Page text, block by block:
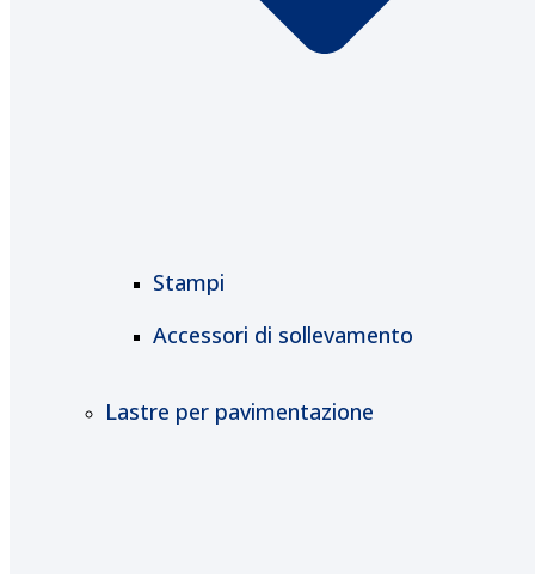
Stampi
Accessori di sollevamento
Lastre per pavimentazione